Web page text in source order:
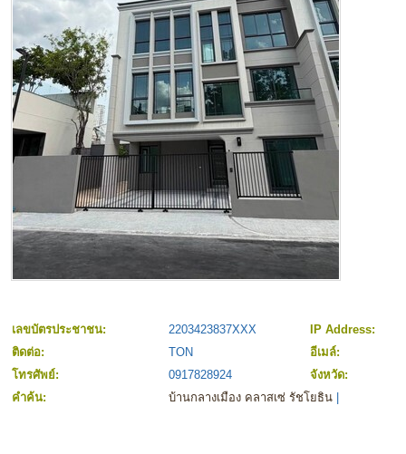
เลขบัตรประชาชน: 2203423837XXX
IP Address:
ติดต่อ:
TON
อีเมล์:
โทรศัพย์:
0917828924
จังหวัด:
คำค้น:
บ้านกลางเมือง คลาสเซ่ รัชโยธิน